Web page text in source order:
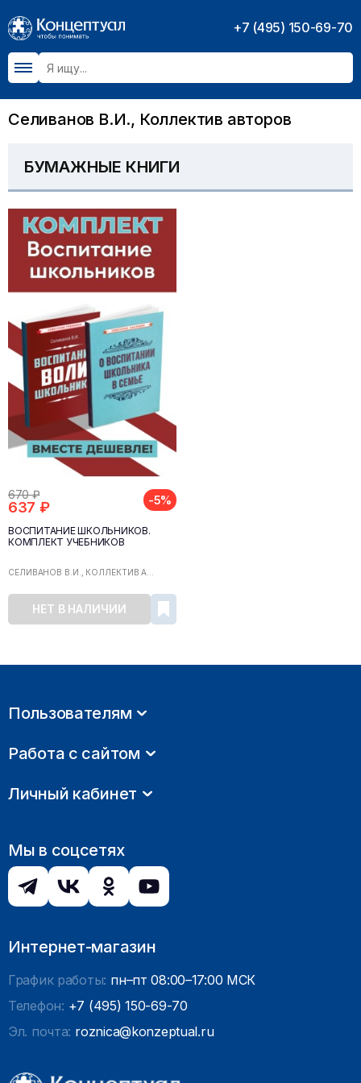
+7 (495) 150-69-70
Селиванов В.И., Коллектив авторов
БУМАЖНЫЕ КНИГИ
670 ₽
637 ₽ -5%
ВОСПИТАНИЕ ШКОЛЬНИКОВ.
КОМПЛЕКТ УЧЕБНИКОВ
СЕЛИВАНОВ В.И., КОЛЛЕКТИВ А...
НЕТ В НАЛИЧИИ
Пользователям
Работа с сайтом
Личный кабинет
Мы в соцсетях
Интернет-магазин
График работы: пн–пт 08:00–17:00 МСК
Телефон: +7 (495) 150-69-70
Эл. почта: roznica@konzeptual.ru